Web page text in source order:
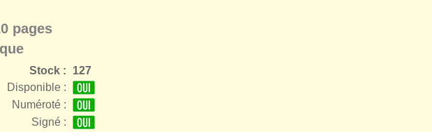
pages
Stock :
127
Disponible :
Numéroté :
Signé :